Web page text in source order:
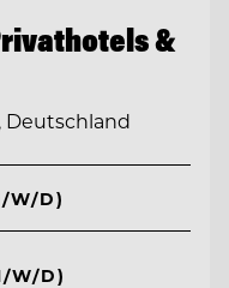
&
Deutschland
W/D)
W/D)